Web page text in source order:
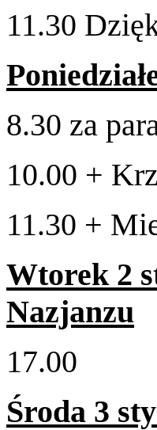
11.30
8.30 za
10.00 +
11.30 +
Wtorek 2
Nazjanzu
17.00
Środa 3